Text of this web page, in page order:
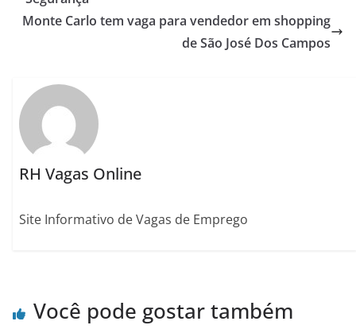
Monte Carlo tem vaga para vendedor em shopping
de São José Dos Campos
RH Vagas Online
Site Informativo de Vagas de Emprego
Você pode gostar também